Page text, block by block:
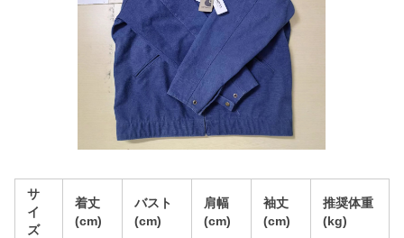
サ
イ
ズ
着丈
(cm)
バスト
(cm)
肩幅
(cm)
袖丈
(cm)
推奨体重
(kg)